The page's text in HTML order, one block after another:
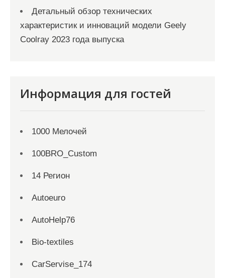
Детальный обзор технических
характеристик и инноваций модели Geely
Coolray 2023 года выпуска
Информация для гостей
1000 Мелочей
100BRO_Custom
14 Регион
Autoeuro
AutoHelp76
Bio-textiles
CarServise_174